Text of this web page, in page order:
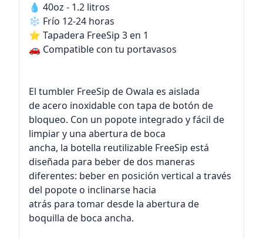
💧 40oz - 1.2 litros
❄️ Frío 12-24 horas
⭐ Tapadera FreeSip 3 en 1
🚗 Compatible con tu portavasos
El tumbler FreeSip de Owala es aislada
de acero inoxidable con tapa de botón de
bloqueo. Con un popote integrado y fácil de
limpiar y una abertura de boca
ancha, la botella reutilizable FreeSip está
diseñada para beber de dos maneras
diferentes: beber en posición vertical a través
del popote o inclinarse hacia
atrás para tomar desde la abertura de
boquilla de boca ancha.